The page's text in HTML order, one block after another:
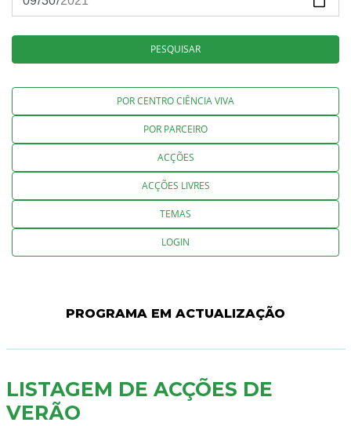
PESQUISAR
POR CENTRO CIÊNCIA VIVA
POR PARCEIRO
ACÇÕES
ACÇÕES LIVRES
TEMAS
LOGIN
PROGRAMA EM ACTUALIZAÇÃO
LISTAGEM DE ACÇÕES DE
VERÃO